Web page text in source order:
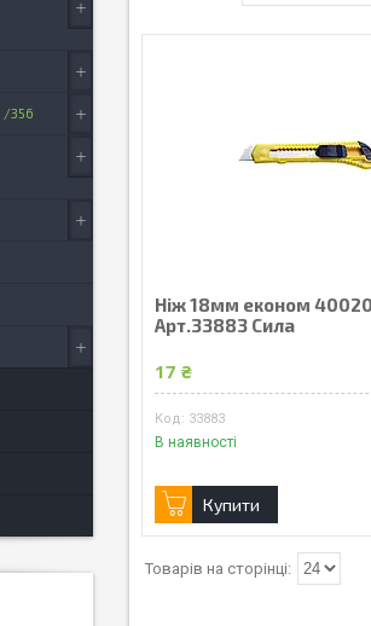
Ніж 18мм економ
Арт.33883 Сила
17 ₴
33883
В наявності
Купити
356